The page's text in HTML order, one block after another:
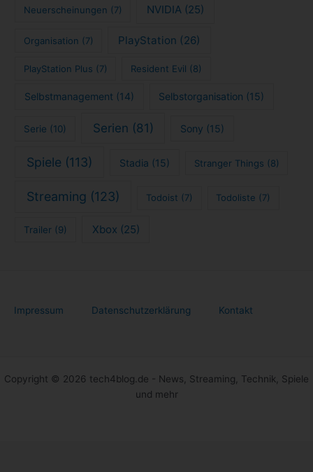
Neuerscheinungen (7) NVIDIA (25)
Organisation (7) PlayStation (26)
PlayStation Plus (7) Resident Evil (8)
Selbstmanagement (14) Selbstorganisation (15)
Serie (10) Serien (81) Sony (15)
Spiele (113) Stadia (15) Stranger Things (8)
Streaming (123) Todoist (7) Todoliste (7)
Trailer (9) Xbox (25)
Impressum Datenschutzerklärung Kontakt
Copyright © 2026 tech4blog.de - News, Streaming, Technik, Spiele
und mehr